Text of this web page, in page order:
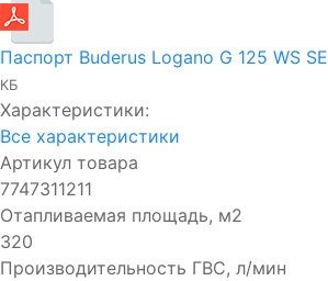
Паспорт Buderus Logano G 125 WS SE
КБ
Характеристики:
Все характеристики
Артикул товара
7747311211
Отапливаемая площадь, м2
320
Производительность ГВC, л/мин